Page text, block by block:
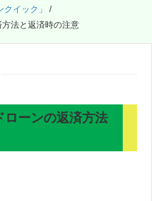
イック」
/
法と返済時の注意
ローンの返済方法